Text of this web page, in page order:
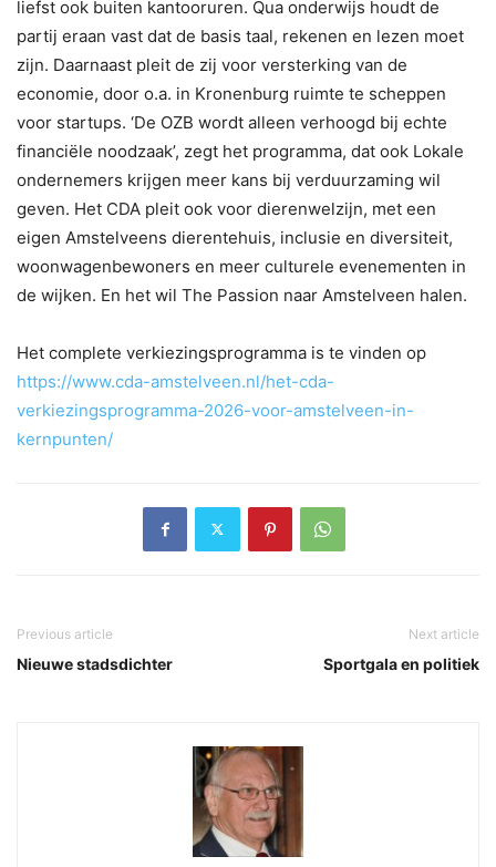
liefst ook buiten kantooruren. Qua onderwijs houdt de
partij eraan vast dat de basis taal, rekenen en lezen moet
zijn. Daarnaast pleit de zij voor versterking van de
economie, door o.a. in Kronenburg ruimte te scheppen
voor startups. ‘De OZB wordt alleen verhoogd bij echte
financiële noodzaak’, zegt het programma, dat ook Lokale
ondernemers krijgen meer kans bij verduurzaming wil
geven. Het CDA pleit ook voor dierenwelzijn, met een
eigen Amstelveens dierentehuis, inclusie en diversiteit,
woonwagenbewoners en meer culturele evenementen in
de wijken. En het wil The Passion naar Amstelveen halen.
Het complete verkiezingsprogramma is te vinden op
https://www.cda-amstelveen.nl/het-cda-
verkiezingsprogramma-2026-voor-amstelveen-in-
kernpunten/
Previous article
Nieuwe stadsdichter
Next article
Sportgala en politiek